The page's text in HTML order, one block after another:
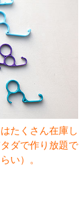
たくさん在庫し
ダで作り放題で
い）。